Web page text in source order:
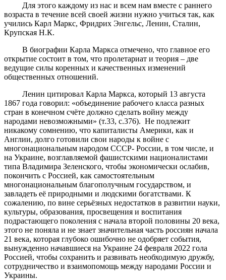
Для этого каждому из нас и всем нам вместе с раннего
возраста в течение всей своей жизни нужно учиться так, как
учились Карл Маркс, Фридрих Энгельс, Ленин, Сталин,
Крупская Н.К.
В биографии Карла Маркса отмечено, что главное его
открытие состоит в том, что пролетариат и теория – две
ведущие силы коренных и качественных изменений
общественных отношений.
Ленин цитировал Карла Маркса, который 13 августа
1867 года говорил: «объединение рабочего класса разных
стран в конечном счёте должно сделать войну между
народами невозможными» (т.33, с.376). Не подлежит
никакому сомнению, что капиталисты Америки, как и
Англии, долго готовили свои народы к войне с
многонациональным народом СССР- России, в том числе, и
на Украине, возглавляемой фашистскими националистами
типа Владимира Зеленского, чтобы экономически ослабив,
покончить с Россией, как самостоятельным
многонациональным благополучным государством, и
завладеть её природными и людскими богатствами. К
сожалению, по вине серьёзных недостатков в развитии науки,
культуры, образования, просвещения и воспитания
подрастающего поколения с начала второй половины 20 века,
этого не поняла и не знает значительная часть россиян начала
21 века, которая глубоко ошибочно не одобряет события,
вынужденно начавшиеся на Украине 24 февраля 2022 гола
Россией, чтобы сохранить и развивать необходимую дружбу,
сотрудничество и взаимопомощь между народами России и
Украины.